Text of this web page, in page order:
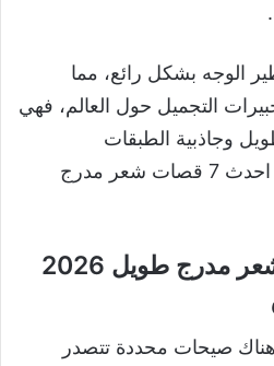
الوجه بشكل رائع، مما
التجميل حول العالم، فهي
وجاذبية الطبقات
الديناميكية. اليك فيما يلي احدث 7 قصات شعر مدرج
7 أنواع من قصات شعر مدرج طويل 2026
صيحات محددة تتصدر